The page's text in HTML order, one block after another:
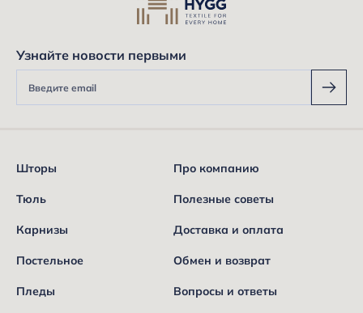
Узнайте новости первыми
Шторы
Тюль
Карнизы
Постельное
Пледы
Про компанию
Полезные советы
Доставка и оплата
Обмен и возврат
Вопросы и ответы